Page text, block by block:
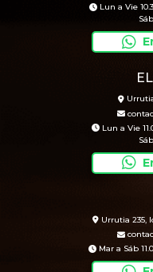
Lun a Vie
Urrutia
Lun a Vie
Urrutia 235,
Mar a Sáb